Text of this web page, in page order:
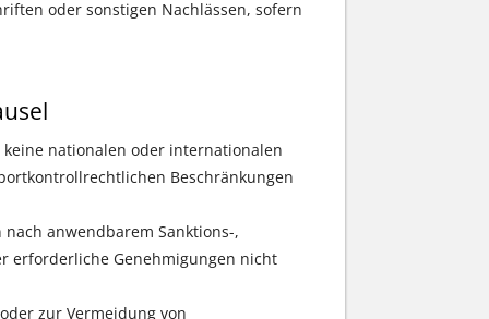
oder sonstigen Nachlässen, sofern
nationalen oder internationalen
Beschränkungen
anwendbarem Sanktions-,
erforderliche Genehmigungen nicht
zur Vermeidung von